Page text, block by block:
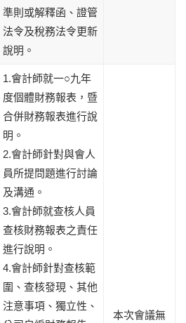
準則或解釋函、證管
法令及稅務法令更新
說明。
1.會計師就一○九年
度個體財務報表，暨
合併財務報表進行說
明。
2.會計師針對與會人
員所提問題進行討論
及溝通。
3.會計師就查核人員
查核財務報表之責任
進行說明。
4.會計師針對查核範
圍、查核發現、其他
注意事項、獨立性、
本次會議無